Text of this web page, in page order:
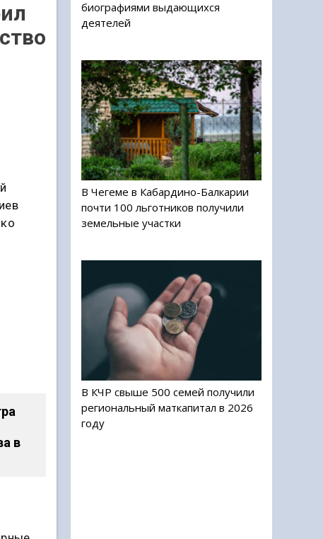
в
биографиями выдающихся
деятелей
В Чегеме в Кабардино-Балкарии
почти 100 льготников получили
земельные участки
В КЧР свыше 500 семей получили
региональный маткапитал в 2026
году